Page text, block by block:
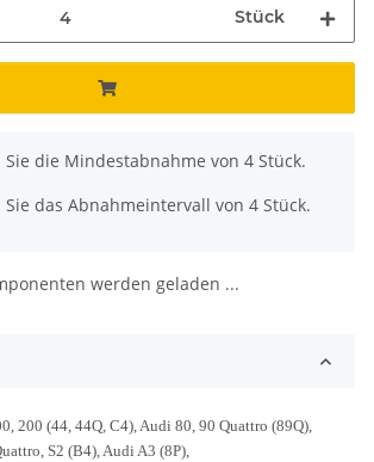
Stück
die Mindestabnahme von 4 Stück.
das Abnahmeintervall von 4 Stück.
werden geladen ...
200 (44, 44Q, C4), Audi 80, 90 Quattro (89Q),
S2 (B4), Audi A3 (8P),